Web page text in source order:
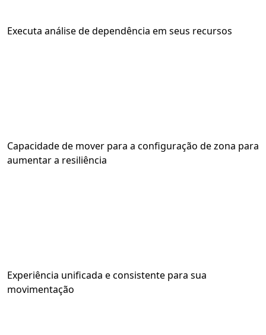
Executa análise de dependência em seus recursos
Capacidade de mover para a configuração de zona para
aumentar a resiliência
Experiência unificada e consistente para sua
movimentação